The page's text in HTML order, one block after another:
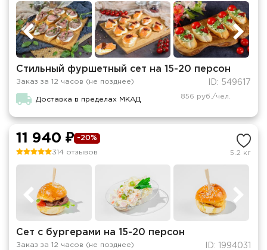
Стильный фуршетный сет на 15-20 персон
Заказ за 12 часов (не позднее) ID: 549617
Доставка в пределах МКАД 856 руб./чел.
11 940 ₽ -20%
314 отзывов 5.2 кг
Сет с бургерами на 15-20 персон
Заказ за 12 часов (не позднее) ID: 1994031